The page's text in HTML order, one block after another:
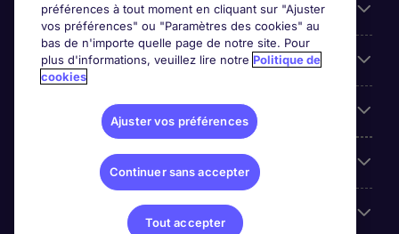
Contact
Les avis Google
Nos offres d'emploi
Sites du Groupe
préférences à tout moment en cliquant sur "Ajuster
vos préférences" ou "Paramètres des cookies" au
bas de n'importe quelle page de notre site. Pour
plus d'informations, veuillez lire notre Politique de
cookies
Ajuster vos préférences
Continuer sans accepter
Tout accepter